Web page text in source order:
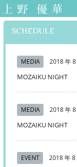
上野優華 オフィ
シャルサイト-
SCHEDULE
MEDIA 2018 年
MOZAIKU NIGHT
MEDIA 2018 年
MOZAIKU NIGHT
EVENT 2018 年 8